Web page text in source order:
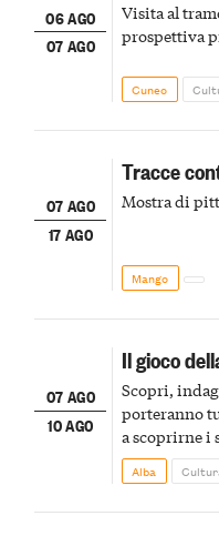
06 AGO
07 AGO
Visita al
prospettiva
Cuneo
07 AGO
17 AGO
Tracce
Mostra di
Mango
07 AGO
10 AGO
Il gioco
Scopri,
porteranno
a scoprirne i
Alba